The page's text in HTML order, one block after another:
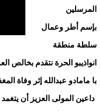
المرسلين
بإسم أطر وعمال
سلطة منطقة
انواذيبو الحرة نتقدم بخالص
با مامادو عبدالله إثر وفاة
داعين المولى العزيز أن